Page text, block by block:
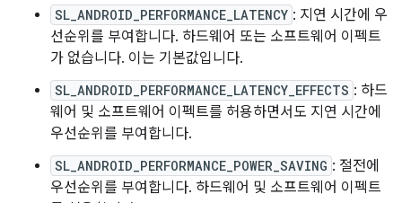
SL_ANDROID_PERFORMANCE_LATENCY : 지연 시간에 우
선순위를 부여합니다. 하드웨어 또는 소프트웨어 이펙트
가 없습니다. 이는 기본값입니다.
SL_ANDROID_PERFORMANCE_LATENCY_EFFECTS : 하드
웨어 및 소프트웨어 이펙트를 허용하면서도 지연 시간에
우선순위를 부여합니다.
SL_ANDROID_PERFORMANCE_POWER_SAVING : 절전에
우선순위를 부여합니다. 하드웨어 및 소프트웨어 이펙트